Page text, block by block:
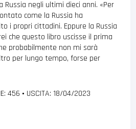
negli ultimi dieci anni. «Per
come la Russia ha
i propri cittadini. Eppure la Russia
che questo libro uscisse il prima
probabilmente non mi sarà
per lungo tempo, forse per
456 • USCITA: 18/04/2023